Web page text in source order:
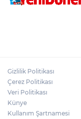
Gizlilik Politikası
Çerez Politikası
Veri Politikası
Künye
Kullanım Şartnamesi